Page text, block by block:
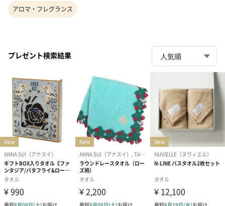
アロマ・フレグランス
プレゼント検索結果